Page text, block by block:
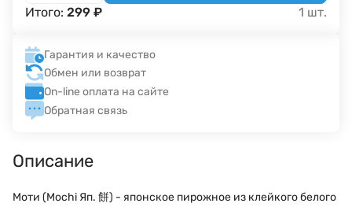
Итого: 299 ₽ 1 шт.
Гарантия и качество
Обмен или возврат
On-line оплата на сайте
Обратная связь
Описание
Моти (Mochi Яп. 餅) - японское пирожное из клейкого белого